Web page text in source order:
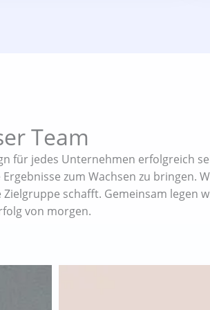
Team
für jedes Unternehmen erfolgreich
zum Wachsen zu bringen.
schafft. Gemeinsam legen
von morgen.